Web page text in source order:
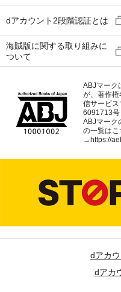
dアカウント2段階認証とは
海賊版に関する取り組みに
ついて
ABJマーク
が、著作
信サービ
6091713号
ABJマーク
の一覧はこ
→ https://
dアカ
dアカ